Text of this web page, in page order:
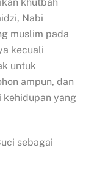
khutbah
Nabi
muslim pada
kecuali
untuk
ampun, dan
kehidupan yang
sebagai